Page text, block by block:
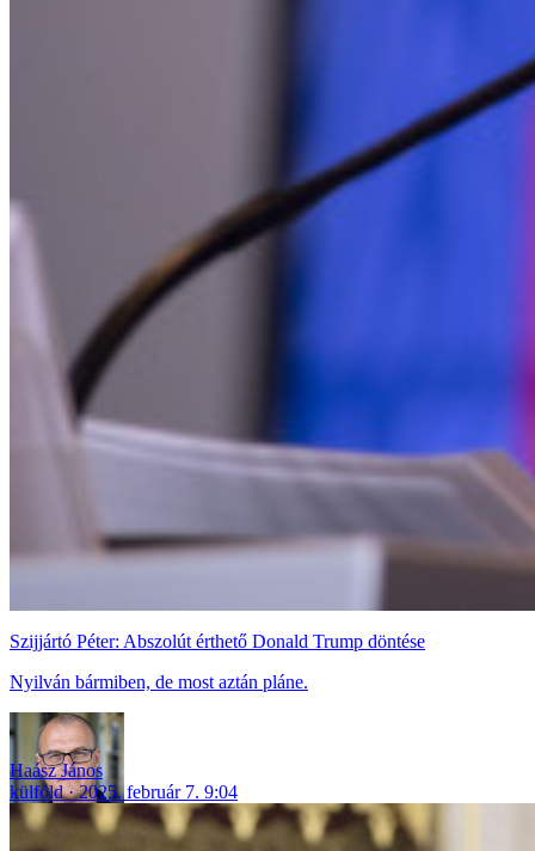
Szijjártó Péter: Abszolút érthető Donald Trump döntése
Nyilván bármiben, de most aztán pláne.
Haász János
külföld
2025. február 7. 9:04